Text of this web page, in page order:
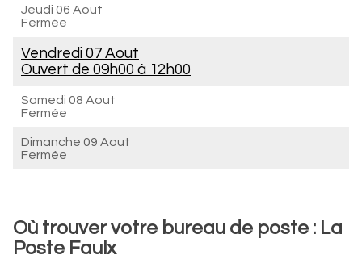
Jeudi 06 Aout
Fermée
Vendredi 07 Aout
Ouvert de 09h00 à 12h00
Samedi 08 Aout
Fermée
Dimanche 09 Aout
Fermée
Où trouver votre bureau de poste : La
Poste Faulx